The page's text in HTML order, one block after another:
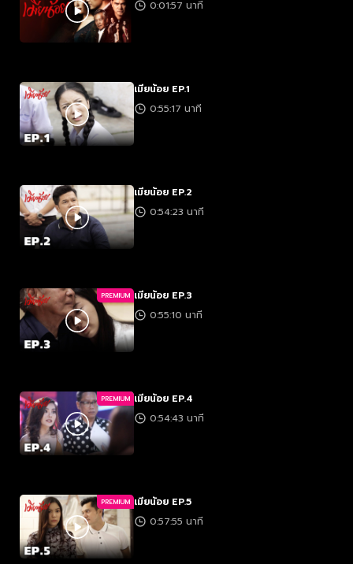
0:01:57 นาที
เมียน้อย EP.1
0:55:17 นาที
เมียน้อย EP.2
0:54:23 นาที
PREMIUM เมียน้อย EP.3
0:55:10 นาที
PREMIUM เมียน้อย EP.4
0:54:43 นาที
PREMIUM เมียน้อย EP.5
0:57:55 นาที